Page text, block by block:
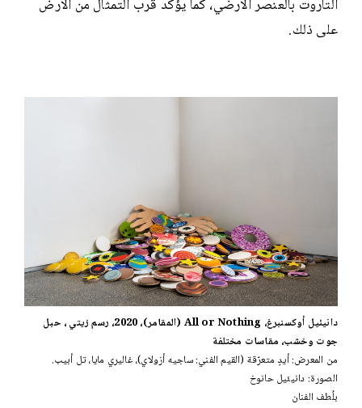
التاروت بالعنصر الأرضي، كما يؤكد قرب التمثال من الأرض
على ذلك.
دانيئيل أوكسنبرغ، All or Nothing (المقامر)، 2020، رسم زيتي ، حبل
جوت وخشب، مقاسات مختلفة
من المعرض: أيدٍ متعرّقة (القيم الفني: ساجيه أزولاي)، غاليري مايا، تل أبيب.
الصورة: دانيئيل حانوخ
بلُطف الفنان